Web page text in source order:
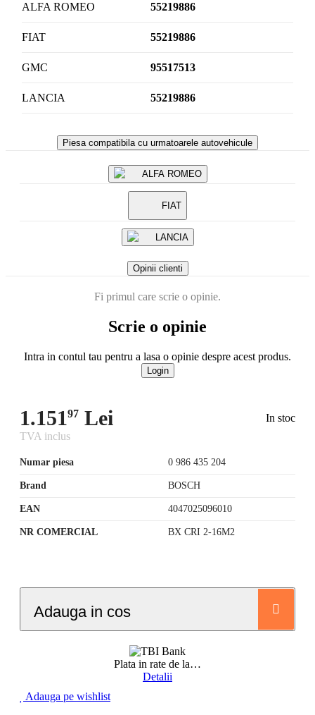
ALFA ROMEO 55219886
FIAT 55219886
GMC 95517513
LANCIA 55219886
Piesa compatibila cu urmatoarele autovehicule
ALFA ROMEO
FIAT
LANCIA
Opinii clienti
Fi primul care scrie o opinie.
Scrie o opinie
Intra in contul tau pentru a lasa o opinie despre acest produs.
Login
1.15197 Lei
In stoc
TVA inclus
Numar piesa 0 986 435 204
Brand BOSCH
EAN 4047025096010
NR COMERCIAL BX CRI 2-16M2
Adauga in cos
Plata in rate de la…
Detalii
Adauga pe wishlist